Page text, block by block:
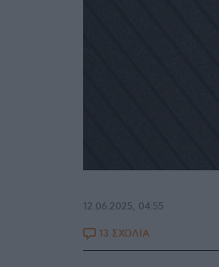
12.06.2025, 04:55
13 ΣΧΟΛΙΑ